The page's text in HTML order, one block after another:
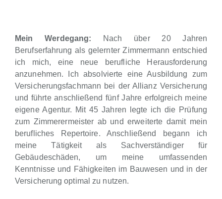
Mein Werdegang: Nach über 20 Jahren
Berufserfahrung als gelernter Zimmermann entschied
ich mich, eine neue berufliche Herausforderung
anzunehmen. Ich absolvierte eine Ausbildung zum
Versicherungsfachmann bei der Allianz Versicherung
und führte anschließend fünf Jahre erfolgreich meine
eigene Agentur. Mit 45 Jahren legte ich die Prüfung
zum Zimmerermeister ab und erweiterte damit mein
berufliches Repertoire. Anschließend begann ich
meine Tätigkeit als Sachverständiger für
Gebäudeschäden, um meine umfassenden
Kenntnisse und Fähigkeiten im Bauwesen und in der
Versicherung optimal zu nutzen.